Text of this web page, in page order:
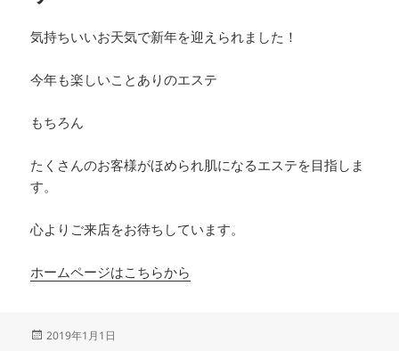
気持ちいいお天気で新年を迎えられました！
今年も楽しいことありのエステ
もちろん
たくさんのお客様がほめられ肌になるエステを目指しま
す。
心よりご来店をお待ちしています。
ホームページはこちらから
投
2019年1月1日